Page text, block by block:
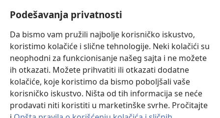
Podešavanja privatnosti
Da bismo vam pružili najbolje korisničko iskustvo,
koristimo kolačiće i slične tehnologije. Neki kolačići su
neophodni za funkcionisanje našeg sajta i ne možete
ih otkazati. Možete prihvatiti ili otkazati dodatne
kolačiće, koje koristimo da bismo poboljšali vaše
korisničko iskustvo. Ništa od tih informacija se neće
prodavati niti koristiti u marketinške svrhe. Pročitajte
prozor)ONLAJN BIBLIOTEKA Watchtower
novi
prozor)JW Hub®
(otvara
novi
prozor)
®
Watchtower Library®